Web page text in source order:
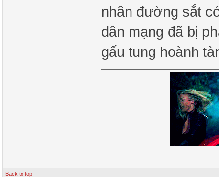
nhân đường sắt
dân mạng đã bị
gấu tung hoành
Back to top